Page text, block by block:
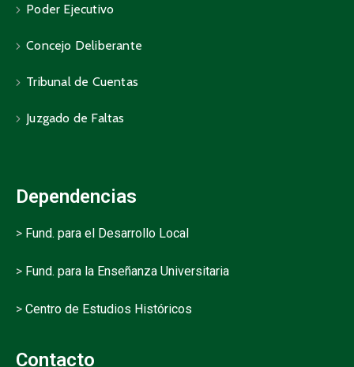
Poder Ejecutivo
Concejo Deliberante
Tribunal de Cuentas
Juzgado de Faltas
Dependencias
> Fund. para el Desarrollo Local
> Fund. para la Enseñanza Universitaria
> Centro de Estudios Históricos
Contacto